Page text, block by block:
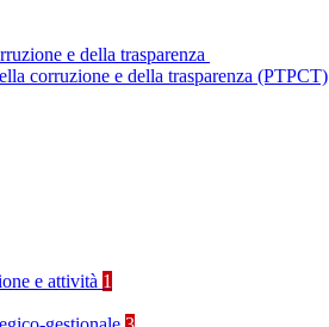
e della trasparenza
corruzione e della trasparenza (PTPCT)
e attività 1